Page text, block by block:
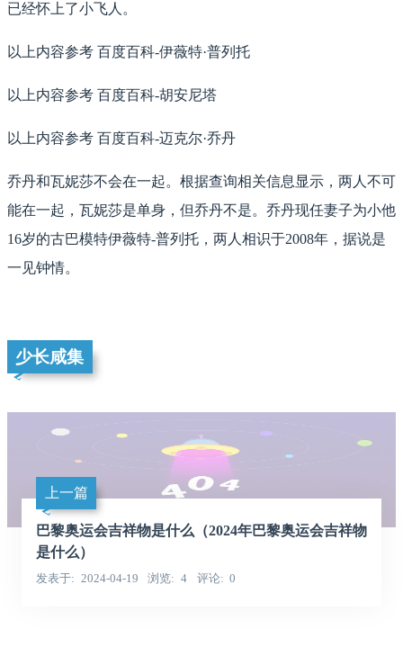
已经怀上了小飞人。
以上内容参考 百度百科-伊薇特·普列托
以上内容参考 百度百科-胡安尼塔
以上内容参考 百度百科-迈克尔·乔丹
乔丹和瓦妮莎不会在一起。根据查询相关信息显示，两人不可
能在一起，瓦妮莎是单身，但乔丹不是。乔丹现任妻子为小他
16岁的古巴模特伊薇特-普列托，两人相识于2008年，据说是
一见钟情。
少长咸集
上一篇
巴黎奥运会吉祥物是什么（2024年巴黎奥运会吉祥物
是什么）
发表于 2024-04-19 浏览 4 评论 0